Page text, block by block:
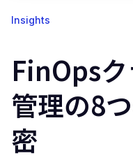
Insights
FinOps
管理の8
密